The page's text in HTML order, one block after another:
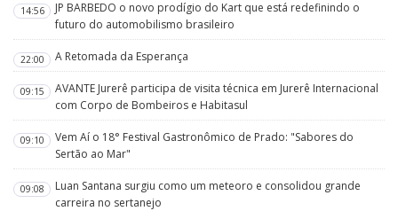
14:56
JP BARBEDO o novo prodígio do Kart que está redefinindo o
futuro do automobilismo brasileiro
22:00 A Retomada da Esperança
09:15
AVANTE Jurerê participa de visita técnica em Jurerê Internacional
com Corpo de Bombeiros e Habitasul
09:10
Vem Aí o 18° Festival Gastronômico de Prado: "Sabores do
Sertão ao Mar"
09:08
Luan Santana surgiu como um meteoro e consolidou grande
carreira no sertanejo